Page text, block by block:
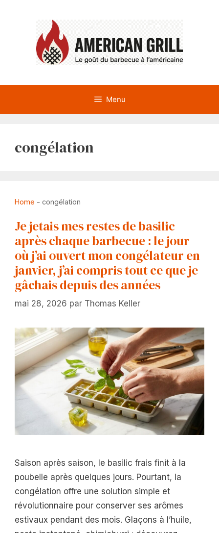
Menu
congélation
Home - congélation
Je jetais mes restes de basilic
après chaque barbecue : le jour
où j’ai ouvert mon congélateur en
janvier, j’ai compris tout ce que je
gâchais depuis des années
mai 28, 2026 par Thomas Keller
Saison après saison, le basilic frais finit à la
poubelle après quelques jours. Pourtant, la
congélation offre une solution simple et
révolutionnaire pour conserver ses arômes
estivaux pendant des mois. Glaçons à l’huile,